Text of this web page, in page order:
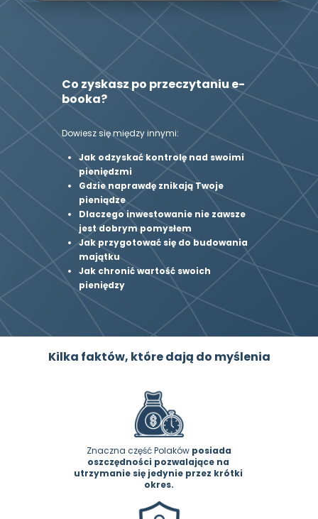
Co zyskasz po przeczytaniu e-
booka?
Dowiesz się między innymi:
Jak odzyskać kontrolę nad swoimi
pieniędzmi
Gdzie naprawdę znikają Twoje
pieniądze
Dlaczego inwestowanie nie zawsze
jest dobrym pomysłem
Jak przygotować się do budowania
majątku
Jak chronić wartość swoich
pieniędzy
Kilka faktów, które dają do myślenia
Znaczna część Polaków posiada
oszczędności pozwalające na
utrzymanie się jedynie przez krótki
okres.